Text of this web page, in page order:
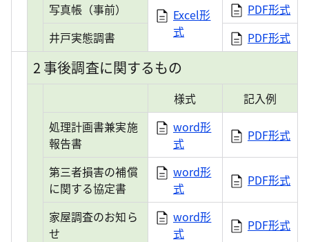
写真帳（事前）
Excel形
式
PDF形式
井戸実態調書
PDF形式
2 事後調査に関するもの
様式
記入例
処理計画書兼実施
報告書
word形
式
PDF形式
第三者損害の補償
に関する協定書
word形
式
PDF形式
家屋調査のお知ら
せ
word形
式
PDF形式